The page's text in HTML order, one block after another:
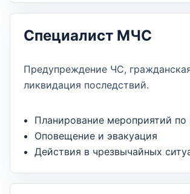
Специалист МЧС
Предупреждение ЧС,
ликвидация последствий.
Планирование мероприятий по
Оповещение и эвакуация
Действия в чрезвычайных